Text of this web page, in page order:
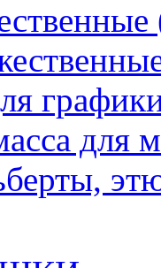
для